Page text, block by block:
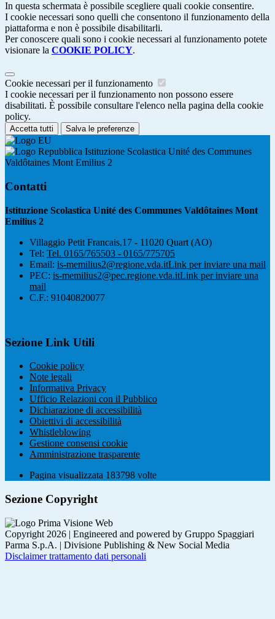
In questa schermata è possibile scegliere quali cookie consentire.
I cookie necessari sono quelli che consentono il funzionamento della
piattaforma e non è possibile disabilitarli.
Per conoscere quali sono i cookie necessari al funzionamento potete
visionare la COOKIE POLICY.
Cookie necessari per il funzionamento
I cookie necessari per il funzionamento non possono essere
disabilitati. È possibile consultare l'elenco nella pagina della cookie
policy.
Accetta tutti Salva le preferenze
Istituzione Scolastica Unité des Communes
Valdôtaines Mont Emilius 2
Contatti
Istituzione Scolastica Unité des Communes Valdôtaines Mont
Emilius 2
Villaggio Petit Francais,17 - 11020 Quart (AO)
Tel: Tel. 0165/765503 - 0165/775705
Email: is-memilius2@regione.vda.itLink per inviare una mail
PEC: is-memilius2@pec.regione.vda.itLink per inviare una
mail
C.F.: 91040820077
Sezione Link Utili
Cookie policy
Note legali
Informativa Privacy
Ufficio Relazioni con il Pubblico
Dichiarazione di accessibilità
Obiettivi di accessibilità
Whistleblowing
Gestione consensi cookie
Amministrazione trasparente
Pagina visualizzata 183798 volte
Sezione Copyright
Copyright 2026 | Engineered and powered by Gruppo Spaggiari
Parma S.p.A. | Divisione Publishing & New Social Media
Disclaimer trattamento dati personali